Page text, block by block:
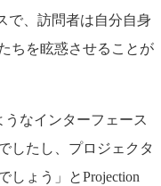
で、訪問者は自分自身
ちを眩惑させることが
うなインターフェース
したし、プロジェクタ
しょう」とProjection